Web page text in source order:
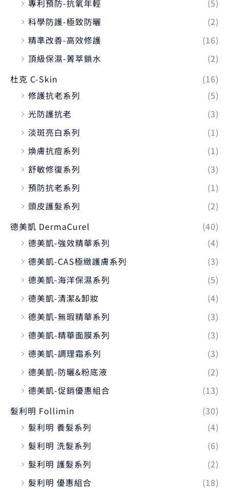
專利預防-抗氧年輕
(5)
科學防護-極致防曬
(2)
精準改善-高效修護
(16)
頂級保濕-菁萃鎖水
(2)
杜克 C-Skin
(16)
修護抗老系列
(5)
光防護抗老
(3)
淡斑亮白系列
(1)
煥膚抗痘系列
(1)
舒敏修復系列
(3)
預防抗老系列
(1)
頭皮護髮系列
(2)
德美凱 DermaCurel
(40)
德美凱-強效精華系列
(4)
德美凱-CAS極緻護膚系列
(3)
德美凱-海洋保濕系列
(5)
德美凱-清潔&卸妝
(4)
德美凱-無瑕精華系列
(3)
德美凱-精華面膜系列
(3)
德美凱-調理霜系列
(3)
德美凱-防曬&粉底液
(2)
德美凱-促銷優惠組合
(13)
髮利明 Follimin
(30)
髮利明 養髮系列
(4)
髮利明 洗髮系列
(6)
髮利明 護髮系列
(2)
髮利明 優惠組合
(18)